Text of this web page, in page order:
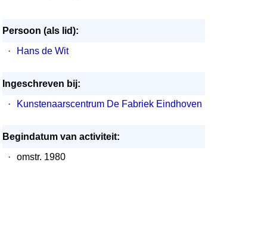
Persoon (als lid):
·
Hans de Wit
Ingeschreven bij:
·
Kunstenaarscentrum De Fabriek Eindhoven
Begindatum van activiteit:
·
omstr. 1980